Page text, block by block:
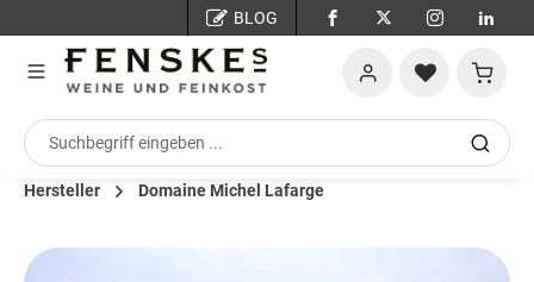
BLOG
Hersteller Domaine Michel Lafarge